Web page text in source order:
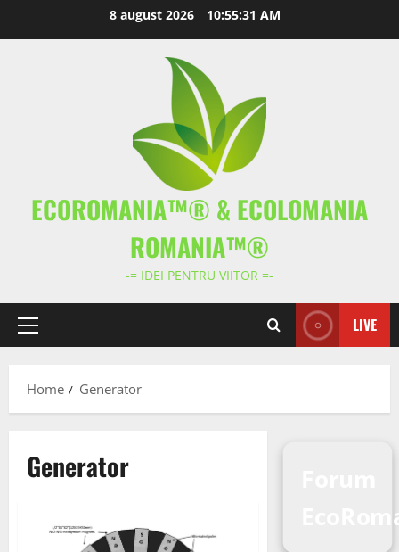
8 august 2026 10:55:31 AM
ECOROMANIA™® & ECOLOMANIA
ROMANIA™®
-= IDEI PENTRU VIITOR =-
Primary
LIVE
Home Generator
Generator